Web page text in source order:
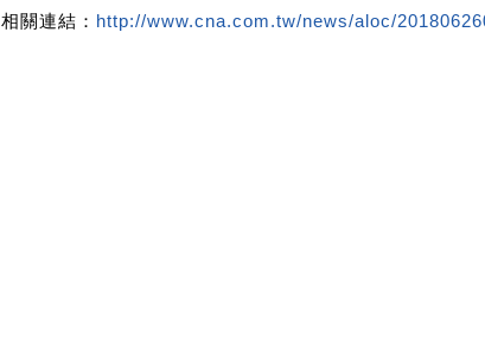
相關連結： http://www.cna.com.tw/news/aloc/